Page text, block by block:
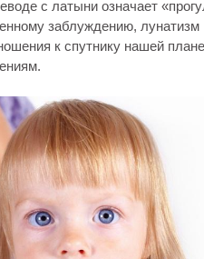
с латыни означает
заблуждению, лунатизм
к спутнику нашей